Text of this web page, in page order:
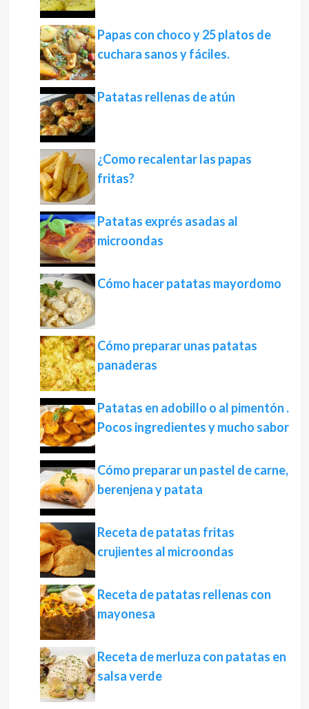
Papas con choco y 25 platos de
cuchara sanos y fáciles.
Patatas rellenas de atún
¿Como recalentar las papas
fritas?
Patatas exprés asadas al
microondas
Cómo hacer patatas mayordomo
Cómo preparar unas patatas
panaderas
Patatas en adobillo o al pimentón .
Pocos ingredientes y mucho sabor
Cómo preparar un pastel de carne,
berenjena y patata
Receta de patatas fritas
crujientes al microondas
Receta de patatas rellenas con
mayonesa
Receta de merluza con patatas en
salsa verde